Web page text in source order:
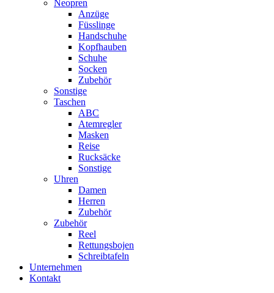
Neopren
Anzüge
Füsslinge
Handschuhe
Kopfhauben
Schuhe
Socken
Zubehör
Sonstige
Taschen
ABC
Atemregler
Masken
Reise
Rucksäcke
Sonstige
Uhren
Damen
Herren
Zubehör
Zubehör
Reel
Rettungsbojen
Schreibtafeln
Unternehmen
Kontakt